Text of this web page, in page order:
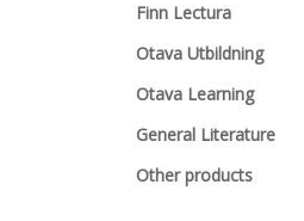
Finn Lectura
Otava Utbildning
Otava Learning
General Literature
Other products